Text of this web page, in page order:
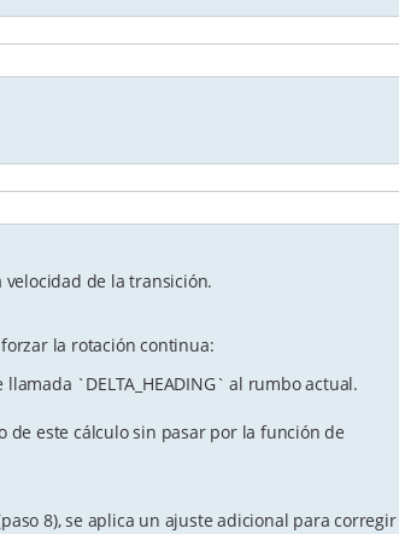
de la transición.
la rotación continua:
`DELTA_HEADING` al rumbo actual.
de este cálculo sin pasar por la función de
8), se aplica un ajuste adicional para corregir